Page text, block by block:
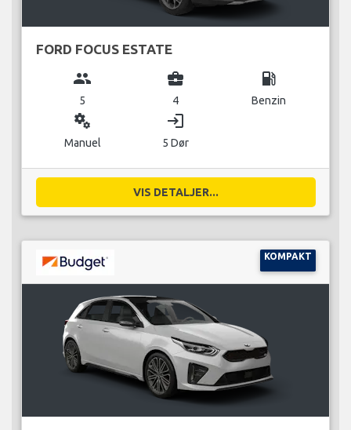
FORD FOCUS ESTATE
group
5
business_center
4
local_gas_station
Benzin
miscellaneous_services
Manuel
login
5 Dør
VIS DETALJER...
KOMPAKT